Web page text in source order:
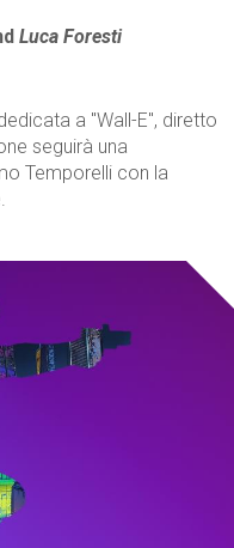
Luca Foresti
a "Wall-E", diretto
seguirà una
Temporelli con la